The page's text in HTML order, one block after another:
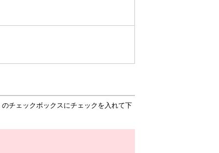
チェックボックスにチェックを入れて下